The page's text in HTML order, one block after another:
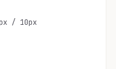
/ 10px